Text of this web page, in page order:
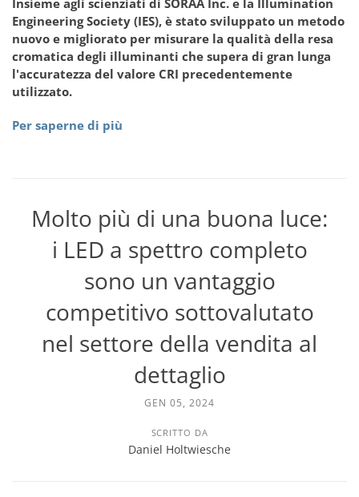
Insieme agli scienziati di SORAA Inc. e la Illumination
Engineering Society (IES), è stato sviluppato un metodo
nuovo e migliorato per misurare la qualità della resa
cromatica degli illuminanti che supera di gran lunga
l'accuratezza del valore CRI precedentemente
utilizzato.
Per saperne di più
Molto più di una buona luce:
i LED a spettro completo
sono un vantaggio
competitivo sottovalutato
nel settore della vendita al
dettaglio
GEN 05, 2024
SCRITTO DA
Daniel Holtwiesche